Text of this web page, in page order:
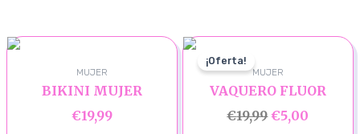
MUJER
BIKINI MUJER
€19,99
¡Oferta!
MUJER
VAQUERO FLUOR
€19,99 €5,00